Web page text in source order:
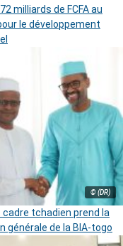
milliards de FCFA au
le développement
© (DR)
cadre tchadien prend la
générale de la BIA-togo